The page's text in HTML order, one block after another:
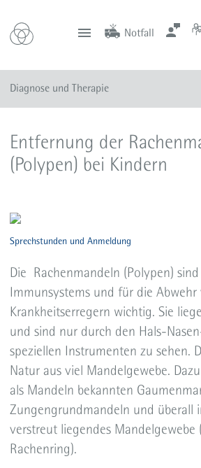
Notfall
Notfall Zentrale
Diagnose und Therapie
Entfernung der Gaumenmandeln
Verkleinerung der Gaumenmandeln
Entnahme eines Lymphknotens
Operation der Ohrspeicheldrüse
Operation am Ohr
Entfernung der
(Polypen) bei Kindern
Sprechstunden und Anmeldung
Die Rachenmandeln (Polypen)
Immunsystems und für die Abwehr
Krankheitserregern wichtig. Sie
und sind nur durch den Hals-
speziellen Instrumenten zu sehen.
Natur aus viel Mandelgewebe.
als Mandeln bekannten
Zungengrundmandeln und überall
verstreut liegendes Mandelgewebe
Rachenring).